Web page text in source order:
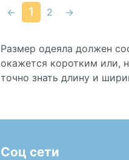
← 1 2 →
Размер одеяла должен
окажется коротким или,
точно знать длину и
Соц сети